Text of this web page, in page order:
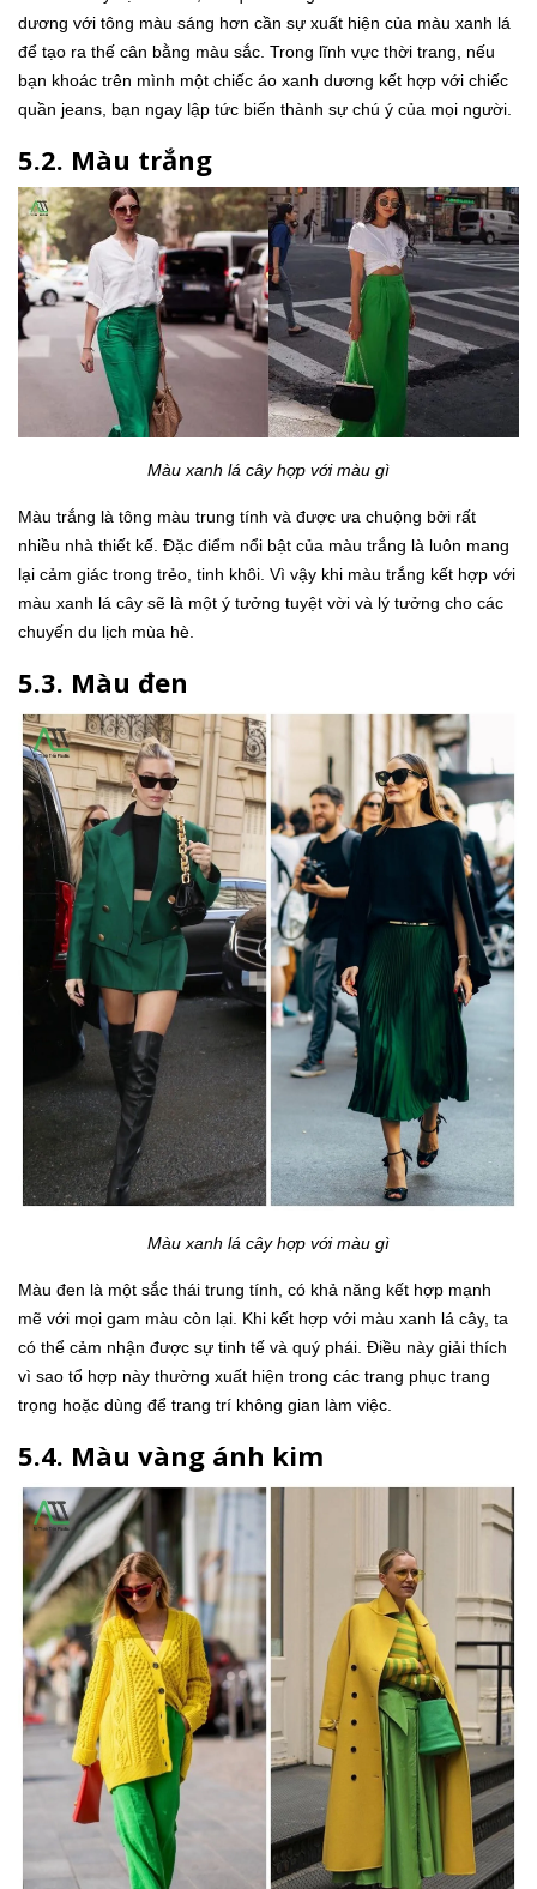
dương với tông màu sáng hơn cần sự xuất hiện của màu xanh lá
để tạo ra thế cân bằng màu sắc. Trong lĩnh vực thời trang, nếu
bạn khoác trên mình một chiếc áo xanh dương kết hợp với chiếc
quần jeans, bạn ngay lập tức biến thành sự chú ý của mọi người.
5.2. Màu trắng
Màu xanh lá cây hợp với màu gì
Màu trắng là tông màu trung tính và được ưa chuộng bởi rất
nhiều nhà thiết kế. Đặc điểm nổi bật của màu trắng là luôn mang
lại cảm giác trong trẻo, tinh khôi. Vì vậy khi màu trắng kết hợp với
màu xanh lá cây sẽ là một ý tưởng tuyệt vời và lý tưởng cho các
chuyến du lịch mùa hè.
5.3. Màu đen
Màu xanh lá cây hợp với màu gì
Màu đen là một sắc thái trung tính, có khả năng kết hợp mạnh
mẽ với mọi gam màu còn lại. Khi kết hợp với màu xanh lá cây, ta
có thể cảm nhận được sự tinh tế và quý phái. Điều này giải thích
vì sao tổ hợp này thường xuất hiện trong các trang phục trang
trọng hoặc dùng để trang trí không gian làm việc.
5.4. Màu vàng ánh kim